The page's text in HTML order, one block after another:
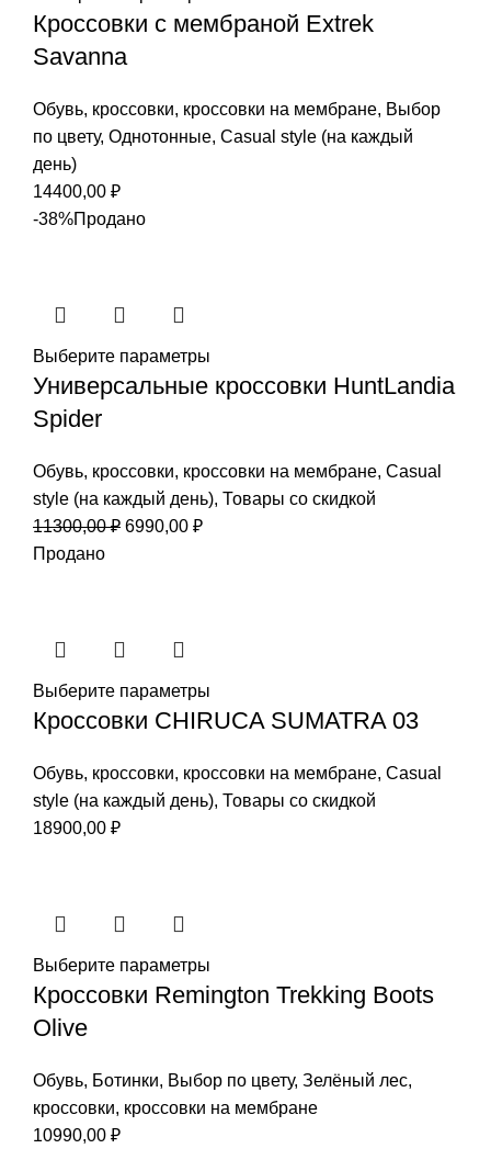
Кроссовки с мембраной Extrek
Savanna
Обувь, кроссовки, кроссовки на мембране, Выбор
по цвету, Однотонные, Casual style (на каждый
день)
14400,00 ₽
-38%Продано
Выберите параметры
Универсальные кроссовки HuntLandia
Spider
Обувь, кроссовки, кроссовки на мембране, Casual
style (на каждый день), Товары со скидкой
11300,00₽ Первоначальная
6990,00 ₽Текущая
Продано
Выберите параметры
Кроссовки CHIRUCA SUMATRA 03
Обувь, кроссовки, кроссовки на мембране, Casual
style (на каждый день), Товары со скидкой
18900,00 ₽
Выберите параметры
Кроссовки Remington Trekking Boots
Olive
Обувь, Ботинки, Выбор по цвету, Зелёный лес,
кроссовки, кроссовки на мембране
10990,00 ₽